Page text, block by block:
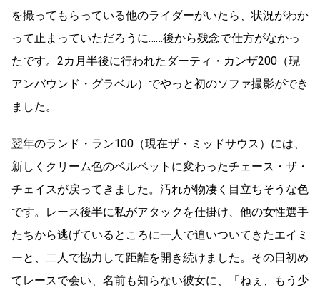
を撮ってもらっている他のライダーがいたら、状況がわか
って止まっていただろうに……後から残念で仕方がなかっ
たです。2カ月半後に行われたダーティ・カンザ200（現
アンバウンド・グラベル）でやっと初のソファ撮影ができ
ました。
翌年のランド・ラン100（現在ザ・ミッドサウス）には、
新しくクリーム色のベルベットに変わったチェース・ザ・
チェイスが戻ってきました。汚れが物凄く目立ちそうな色
です。レース後半に私がアタックを仕掛け、他の女性選手
たちから逃げているところに一人で追いついてきたエイミ
ーと、二人で協力して距離を開き続けました。その日初め
てレースで会い、名前も知らない彼女に、「ねぇ、もう少